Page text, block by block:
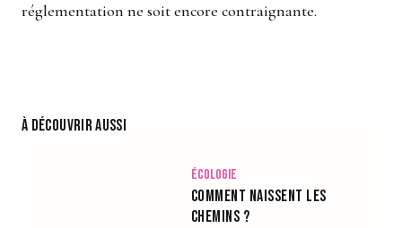
réglementation ne soit encore contraignante.
À découvrir aussi
Écologie
Comment naissent les
chemins ?